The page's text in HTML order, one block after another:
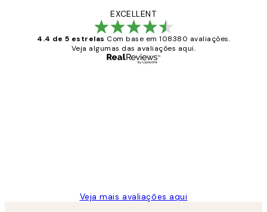
EXCELLENT
4.4 de 5 estrelas Com base em 108380 avaliações.
Veja algumas das avaliações aqui.
Veja mais avaliações aqui